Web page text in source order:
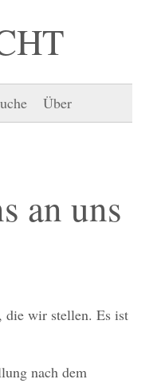
Über
an uns
die wir stellen. Es ist
nach dem